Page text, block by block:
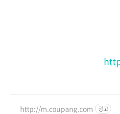
http://m.coupang.com 광고